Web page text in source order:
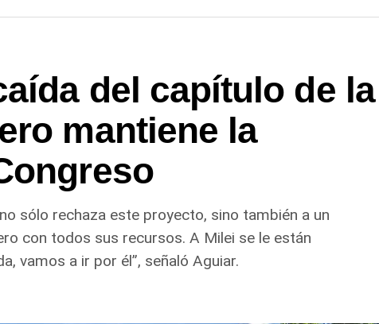
del capítulo de la
mantiene la
sólo rechaza este proyecto, sino también a un
con todos sus recursos. A Milei se le están
vamos a ir por él”, señaló Aguiar.